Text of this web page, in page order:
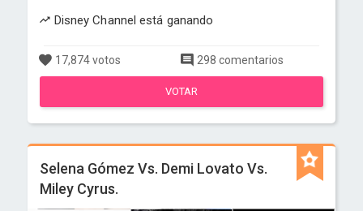
Disney Channel está ganando
17,874 votos 298 comentarios
VOTAR
Selena Gómez Vs. Demi Lovato Vs.
Miley Cyrus.